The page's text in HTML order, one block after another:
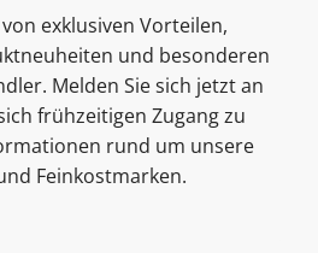
Marken
Blog
Suchen
Kontakt
Einstellungen
exklusiven Vorteilen,
und besonderen
Melden Sie sich jetzt an
frühzeitigen Zugang zu
rund um unsere
Feinkostmarken.